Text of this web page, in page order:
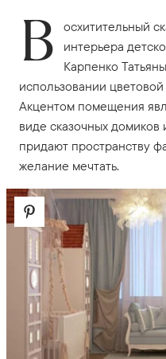
В
осхитительный
интерьера
Карпенко
использовании
Акцентом помещения
виде сказочных
придают пространству
желание мечтать.